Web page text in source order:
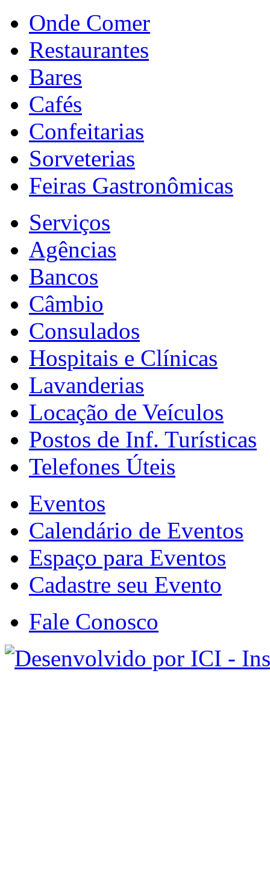
Onde Comer
Restaurantes
Bares
Cafés
Confeitarias
Sorveterias
Feiras Gastronômicas
Serviços
Agências
Bancos
Câmbio
Consulados
Hospitais e Clínicas
Lavanderias
Locação de Veículos
Postos de Inf. Turísticas
Telefones Úteis
Eventos
Calendário de Eventos
Espaço para Eventos
Cadastre seu Evento
Fale Conosco